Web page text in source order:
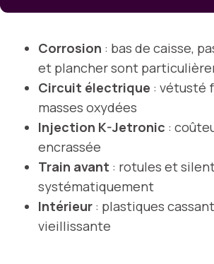
Corrosion : bas de caisse,
et plancher sont
Circuit électrique : vétusté
masses oxydées
Injection K-Jetronic :
encrassée
Train avant : rotules et
systématiquement
Intérieur : plastiques
vieillissante